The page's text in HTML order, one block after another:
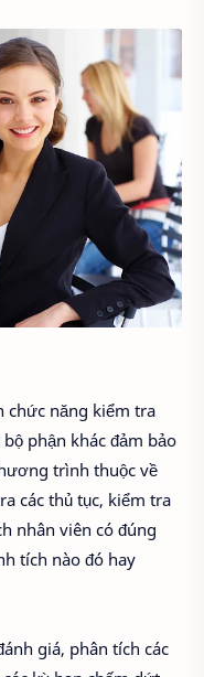
chức năng kiểm tra
phận khác đảm bảo
trình thuộc về
các thủ tục, kiểm tra
nhân viên có đúng
tích nào đó hay
giá, phân tích các